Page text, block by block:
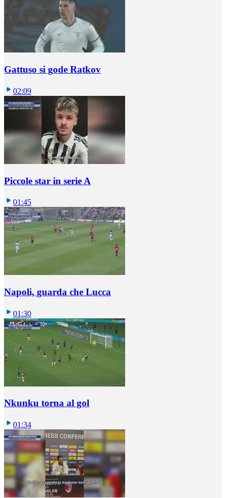
Gattuso si gode Ratkov
02:09
Piccole star in serie A
01:45
Napoli, guarda che Lucca
01:30
Nkunku torna al gol
01:34